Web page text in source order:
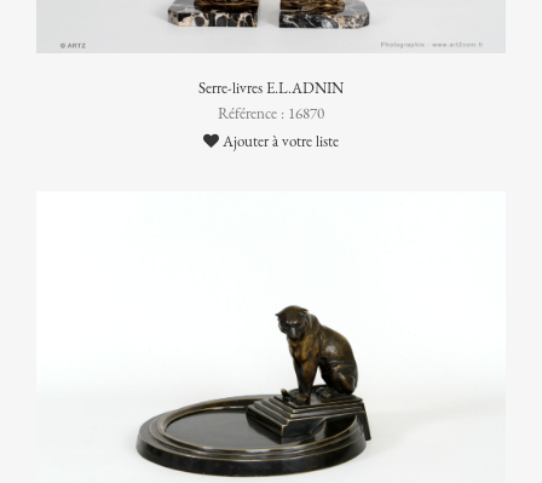
Serre-livres E.L.ADNIN
Référence : 16870
Ajouter à votre liste